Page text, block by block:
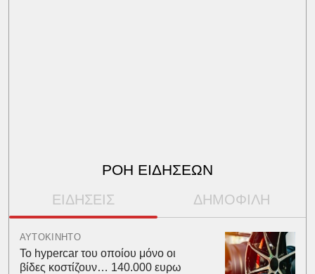
ΡΟΗ ΕΙΔΗΣΕΩΝ
ΕΙΔΗΣΕΙΣ ΔΗΜΟΦΙΛΗ
ΑΥΤΟΚΙΝΗΤΟ
To hypercar του οποίου μόνο οι
βίδες κοστίζουν… 140.000 ευρω